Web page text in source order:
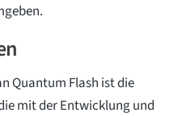
Quantum Flash ist die
mit der Entwicklung und